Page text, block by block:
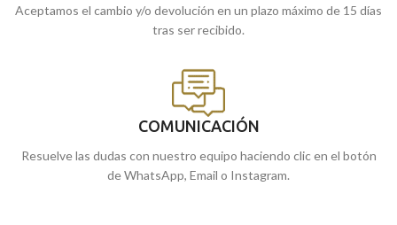
Aceptamos el cambio y/o devolución en un plazo máximo de 15 días
tras ser recibido.
COMUNICACIÓN
Resuelve las dudas con nuestro equipo haciendo clic en el botón
de WhatsApp, Email o Instagram.